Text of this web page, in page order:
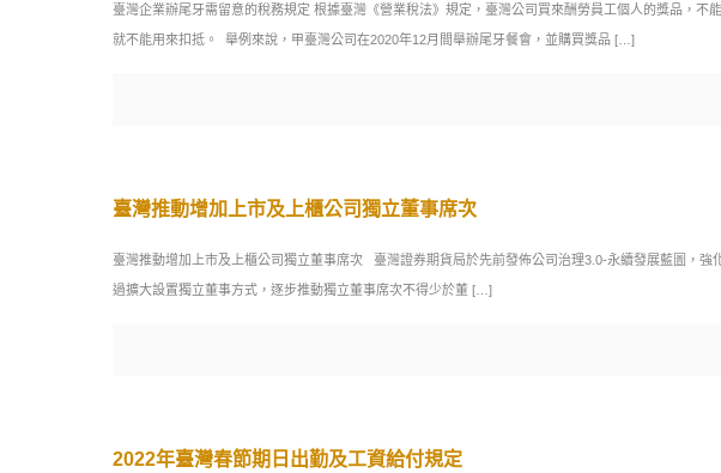
臺灣企業辦尾牙需留意的稅務規定 根據臺灣《營業稅法》規定，臺灣公司買來酬勞員工個人的獎品，
就不能用來扣抵。 ​ 舉例來說，甲臺灣公司在2020年12月間舉辦尾牙餐會，並購買獎品 […]
臺灣推動增加上市及上櫃公司獨立董事席次
臺灣推動增加上市及上櫃公司獨立董事席次 臺灣證券期貨局於先前發佈公司治理3.0-永續發展藍圖，
過擴大設置獨立董事方式，逐步推動獨立董事席次不得少於董 […]
2022年臺灣春節期日出勤及工資給付規定